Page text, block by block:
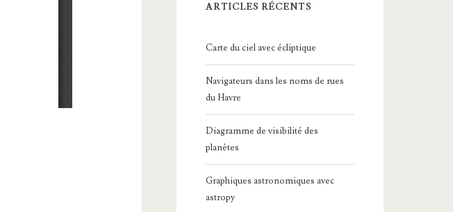
ARTICLES RÉCENTS
Carte du ciel avec écliptique
Navigateurs dans les noms de rues
du Havre
Diagramme de visibilité des
planètes
Graphiques astronomiques avec
astropy